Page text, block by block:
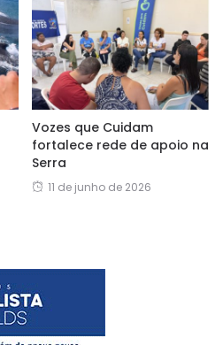
Vozes que Cuidam
fortalece rede de apoio na
Serra
11 de junho de 2026